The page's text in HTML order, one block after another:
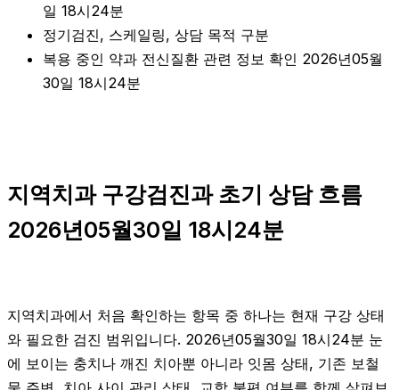
일 18시24분
정기검진, 스케일링, 상담 목적 구분
복용 중인 약과 전신질환 관련 정보 확인 2026년05월
30일 18시24분
지역치과 구강검진과 초기 상담 흐름
2026년05월30일 18시24분
지역치과에서 처음 확인하는 항목 중 하나는 현재 구강 상태
와 필요한 검진 범위입니다. 2026년05월30일 18시24분 눈
에 보이는 충치나 깨진 치아뿐 아니라 잇몸 상태, 기존 보철